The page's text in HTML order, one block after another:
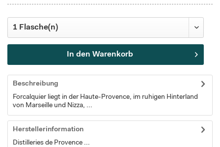
In den Warenkorb
Beschreibung
Forcalquier liegt in der Haute-Provence, im ruhigen Hinterland
von Marseille und Nizza, ...
Herstellerinformation
Distilleries de Provence ...